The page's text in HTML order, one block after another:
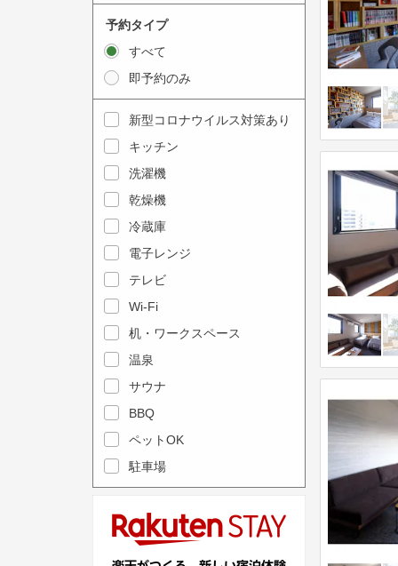
t
h
c
a
l
n
d
a
r
a
n
s
e
l
c
w
i
t
h
t
h
c
a
l
e
n
d
r
a
n
s
e
e
予約タイプ
すべて
即予約のみ
新型コロナウイルス対策あり
キッチン
洗濯機
乾燥機
冷蔵庫
電子レンジ
テレビ
Wi-Fi
机・ワークスペース
温泉
サウナ
BBQ
ペットOK
駐車場